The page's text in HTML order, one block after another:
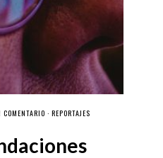
COMENTARIO ·REPORTAJES